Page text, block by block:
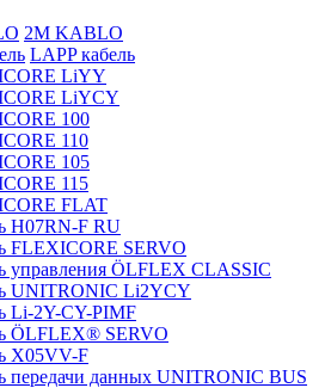
2M KABLO
LAPP кабель
LiYY
LiYCY
100
110
105
115
FLAT
H07RN-F RU
FLEXICORE SERVO
управления ÖLFLEX CLASSIC
UNITRONIC Li2YCY
Li-2Y-CY-PIMF
ÖLFLEX® SERVO
X05VV-F
передачи данных UNITRONIC BUS